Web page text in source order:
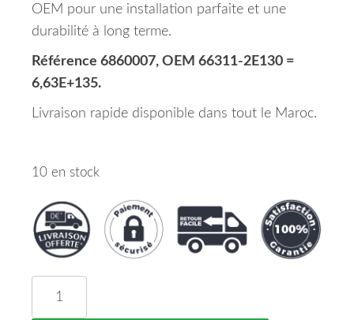
OEM pour une installation parfaite et une
durabilité à long terme.
Référence 6860007, OEM 66311-2E130 =
6,63E+135.
Livraison rapide disponible dans tout le Maroc.
10 en stock